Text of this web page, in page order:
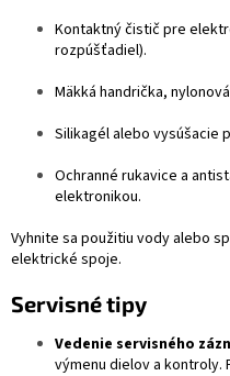
Kontaktný čistič pre
rozpúšťadiel).
Mäkká handrička,
Silikagél alebo vysúšacie
Ochranné rukavice a
elektronikou.
Vyhnite sa použitiu vody alebo
elektrické spoje.
Servisné tipy
Vedenie servisného
výmenu dielov a kontroly.